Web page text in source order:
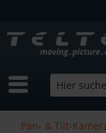
Pan- & Tilt-
Sofort
Hersteller